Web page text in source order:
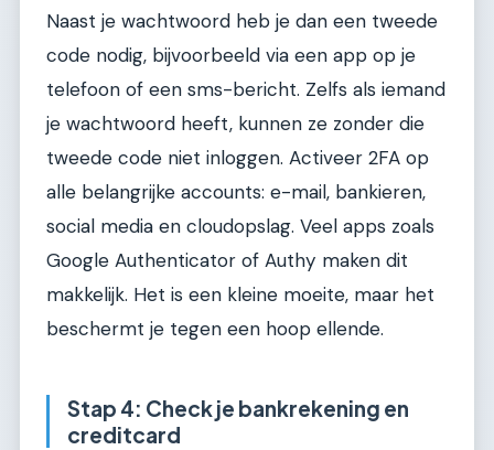
Naast je wachtwoord heb je dan een tweede
code nodig, bijvoorbeeld via een app op je
telefoon of een sms-bericht. Zelfs als iemand
je wachtwoord heeft, kunnen ze zonder die
tweede code niet inloggen. Activeer 2FA op
alle belangrijke accounts: e-mail, bankieren,
social media en cloudopslag. Veel apps zoals
Google Authenticator of Authy maken dit
makkelijk. Het is een kleine moeite, maar het
beschermt je tegen een hoop ellende.
Stap 4: Check je bankrekening en
creditcard